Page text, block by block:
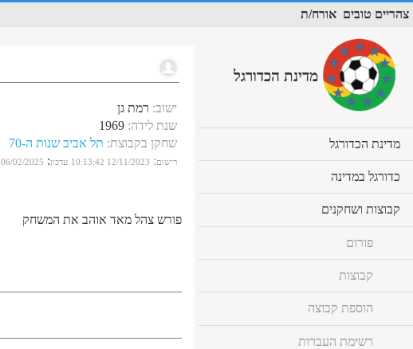
צהריים טובים אורח/ת
ישוב: רמת גן
שנת לידה:
1969
שחקן בקבוצת: תל אביב שנות ה-70
רישום:
12/11/2023 10:13:42 עדכון:
06/02/2025 07:34:39
פורש צהל מאד אוהב את המשחק
מדינת הכדורגל
מדינת הכדורגל
to
כדורגל במדינה
to
קבוצות ושחקנים
to
פורום
קבוצות
הוספת קבוצה
רשימת העברות